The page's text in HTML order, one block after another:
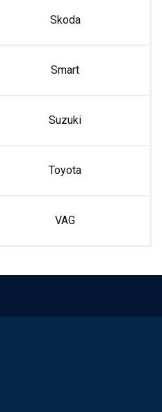
Skoda
Smart
Suzuki
Toyota
VAG